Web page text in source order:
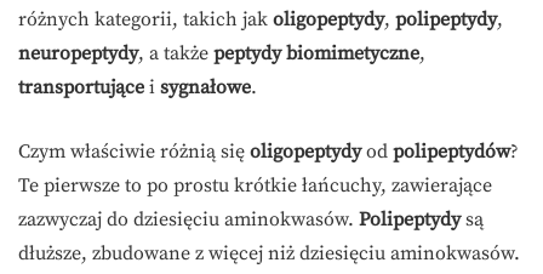
różnych kategorii, takich jak oligopeptydy, polipeptydy,
neuropeptydy, a także peptydy biomimetyczne,
transportujące i sygnałowe.
Czym właściwie różnią się oligopeptydyod polipeptydów?
Te pierwsze to po prostu krótkie łańcuchy, zawierające
zazwyczaj do dziesięciu aminokwasów. Polipeptydysą
dłuższe, zbudowane z więcej niż dziesięciu aminokwasów.